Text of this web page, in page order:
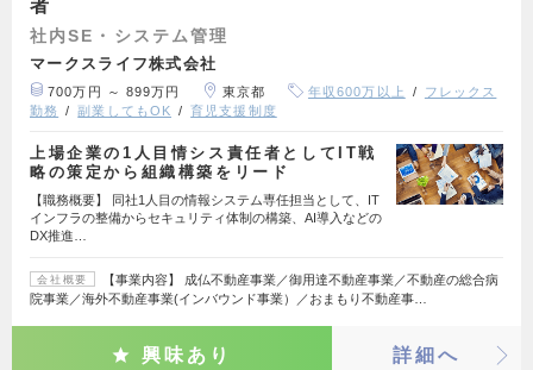
者
社内SE・システム管理
マークスライフ株式会社
700万円 ～ 899万円 東京都 年収600万以上
フレックス
勤務
副業してもOK 育児支援制度
上場企業の1人目情シス責任者としてIT戦
略の策定から組織構築をリード
【職務概要】 同社1人目の情報システム専任担当として、IT
インフラの整備からセキュリティ体制の構築、AI導入などの
DX推進…
会社概要
【事業内容】 成仏不動産事業／御用達不動産事業／不動産の総合病
院事業／海外不動産事業(インバウンド事業）／おまもり不動産事…
興味あり 詳細へ